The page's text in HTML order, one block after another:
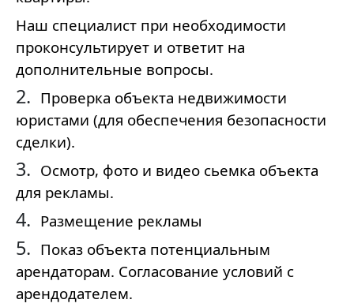
Наш специалист при необходимости
проконсультирует и ответит на
дополнительные вопросы.
2. Проверка объекта недвижимости
юристами (для обеспечения безопасности
сделки).
3. Осмотр, фото и видео сьемка объекта
для рекламы.
4. Размещение рекламы
5. Показ объекта потенциальным
арендаторам. Согласование условий с
арендодателем.